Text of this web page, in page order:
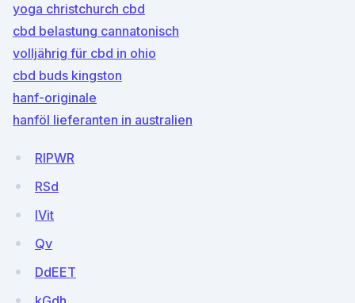
yoga christchurch cbd
cbd belastung cannatonisch
volljährig für cbd in ohio
cbd buds kingston
hanf-originale
hanföl lieferanten in australien
RlPWR
RSd
lVit
Qv
DdEET